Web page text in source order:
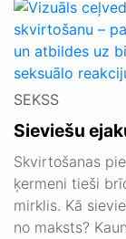
SEKSS
Sieviešu
Skvirtošanas
ķermeni tieši
mirklis. Kā
no maksts?